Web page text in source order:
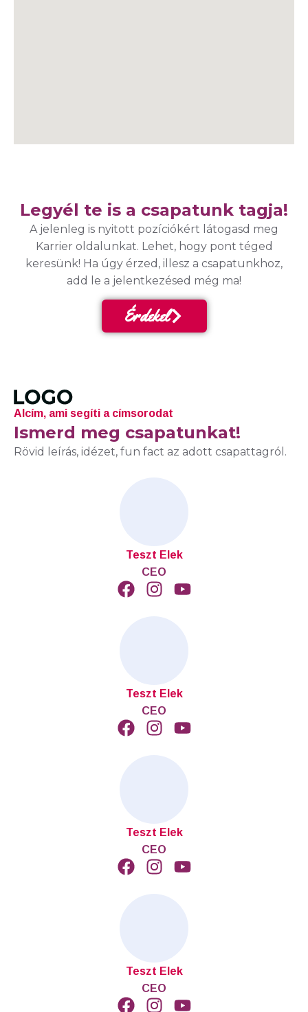
Legyél te is a csapatunk tagja!
A jelenleg is nyitott pozíciókért látogasd meg
Karrier oldalunkat. Lehet, hogy pont téged
keresünk! Ha úgy érzed, illesz a csapatunkhoz,
add le a jelentkezésed még ma!
Érdekel
Alcím, ami segíti a címsorodat
Ismerd meg csapatunkat!
Rövid leírás, idézet, fun fact az adott csapattagról.
Teszt Elek
CEO
Teszt Elek
CEO
Teszt Elek
CEO
Teszt Elek
CEO